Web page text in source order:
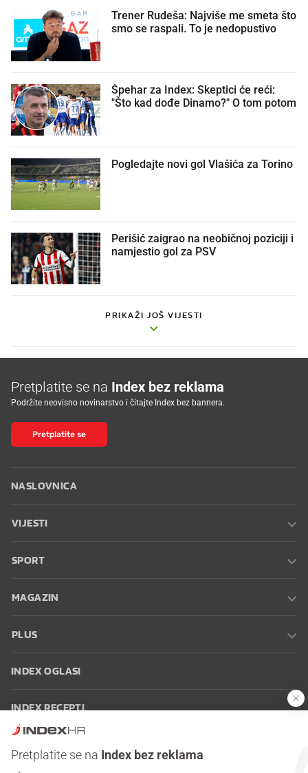
Trener Rudeša: Najviše me smeta što
smo se raspali. To je nedopustivo
Špehar za Index: Skeptici će reći:
"Što kad dođe Dinamo?" O tom potom
Pogledajte novi gol Vlašića za Torino
Perišić zaigrao na neobičnoj poziciji i
namjestio gol za PSV
PRIKAŽI JOŠ VIJESTI
Pretplatite se na Index bez reklama
Podržite neovisno novinarstvo i čitajte Index bez bannera.
Pretplatite se
NASLOVNICA
VIJESTI
SPORT
MAGAZIN
PLUS
INDEX OGLASI
INDEX RECEPTI
Pretplatite se na Index bez reklama